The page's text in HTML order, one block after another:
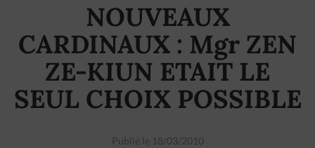
NOUVEAUX
CARDINAUX : Mgr ZEN
ZE-KIUN ETAIT LE
SEUL CHOIX POSSIBLE
Publié le 18/03/2010